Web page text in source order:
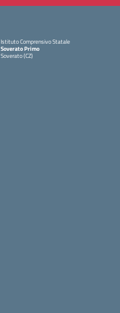
Istituto Comprensivo Statale
Soverato Primo
Soverato (CZ)